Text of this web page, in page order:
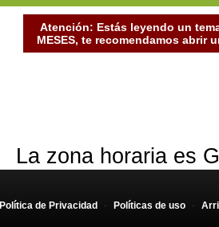
Atención: Estás leyendo un
MESES, te recomendamos abrir
La zona horaria es
Política de Privacidad - Políticas de uso -